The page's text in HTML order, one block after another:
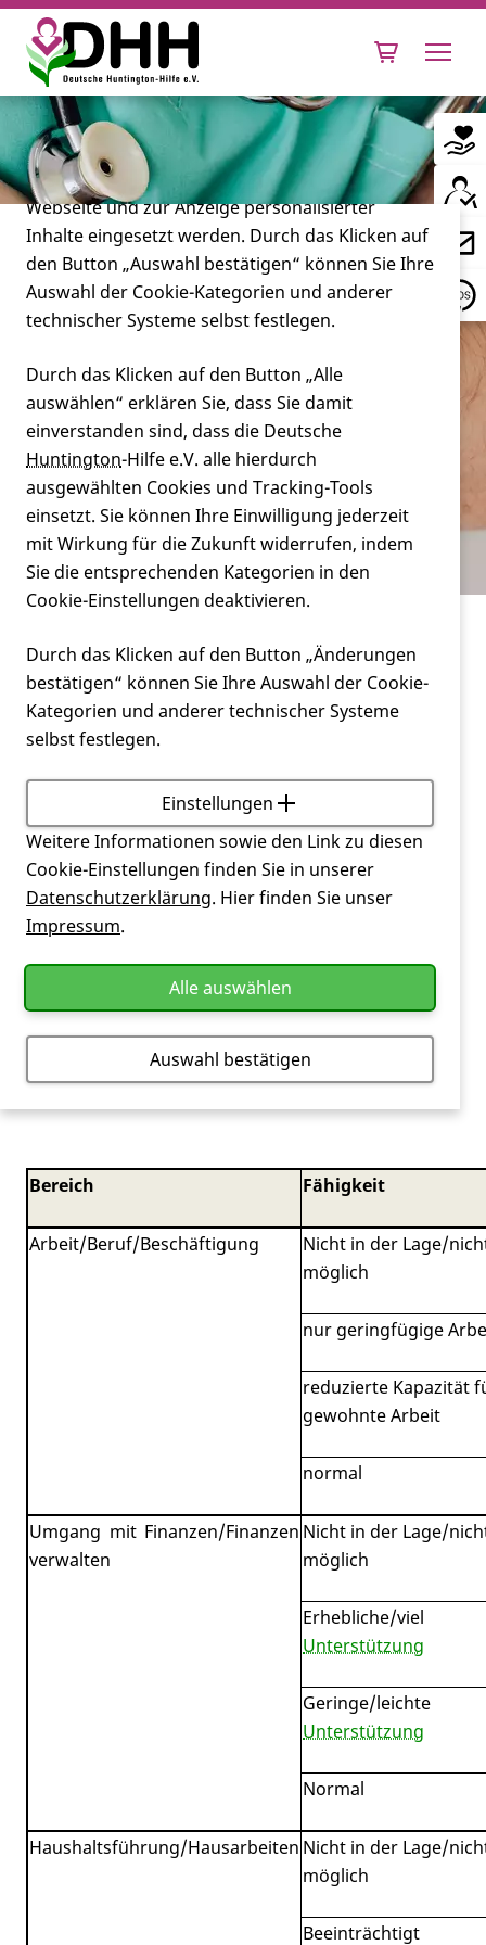
Leben mit Huntington
Forschung
Miteinander
Verein
Service
TFC - Total Functional Capacity
TFC - Total Functional Capacity
, Total Functional Capacity, ist eine
standardisierte Skala zur Bewertung der "Gesamten
funktionalen Kapazität".
Dazu zählen die Fähigkeiten zu arbeiten, mit
Finanzen umzugehen, häusliche Aufgaben zu
erledigen sowie die Alltagsfunktion und der
DieTFC-Skala reicht von 13 (normal) bis 0 (schwere
Beeinträchtigung).
Bereich Fähigkeit
Arbeit/Beruf/Beschäftigung
Nicht in der Lage/
möglich
nur geringfügige
reduzierte Kapazität
gewohnte Arbeit
normal
Umgang mit Finanzen/Finanzen
verwalten
Nicht in der Lage/
möglich
Erhebliche/viel
Unterstützung
Geringe/leichte
Unterstützung
Normal
Haushaltsführung/Hausarbeiten Nicht in der Lage/
möglich
Beeinträchtigt
Cookie-Einstellungen
Diese Webseite setzt verschiedene Cookies und
Tracking-Tools ein. Dies beinhaltet Cookies und
Tracking-Tools, die für den Betrieb der Webseite
technisch notwendig sind, die zu statistischen
Zwecken sowie zur besseren Bedienbarkeit der
Webseite und zur Anzeige personalisierter
Inhalte eingesetzt werden. Durch das Klicken auf
den Button „Auswahl bestätigen“ können Sie Ihre
Auswahl der Cookie-Kategorien und anderer
technischer Systeme selbst festlegen.
Durch das Klicken auf den Button „Alle
auswählen“ erklären Sie, dass Sie damit
einverstanden sind, dass die Deutsche
Huntington-Hilfe e.V. alle hierdurch
ausgewählten Cookies und Tracking-Tools
einsetzt. Sie können Ihre Einwilligung jederzeit
mit Wirkung für die Zukunft widerrufen, indem
Sie die entsprechenden Kategorien in den
Cookie-Einstellungen deaktivieren.
Durch das Klicken auf den Button „Änderungen
bestätigen“ können Sie Ihre Auswahl der Cookie-
Kategorien und anderer technischer Systeme
selbst festlegen.
Einstellungen
Weitere Informationen sowie den Link zu diesen
Cookie-Einstellungen finden Sie in unserer
Datenschutzerklärung. Hier finden Sie unser
Impressum.
Alle auswählen
Auswahl bestätigen